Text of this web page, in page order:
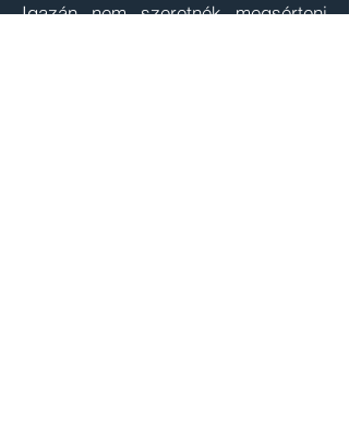
Igazán nem szeretnék megsérteni